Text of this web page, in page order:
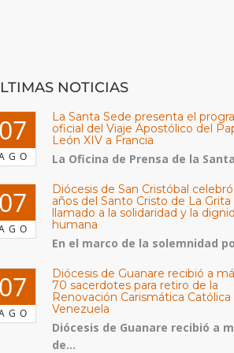
NOTICIAS
La Santa Sede presenta el
oficial del Viaje Apostólico del
León XIV a Francia
La Oficina de Prensa de la
Diócesis de San Cristóbal celebró
años del Santo Cristo de La
llamado a la solidaridad y la
humana
En el marco de la solemnidad
Diócesis de Guanare recibió a
70 sacerdotes para retiro de la
Renovación Carismática Católica
Venezuela
Diócesis de Guanare recibió a
de...